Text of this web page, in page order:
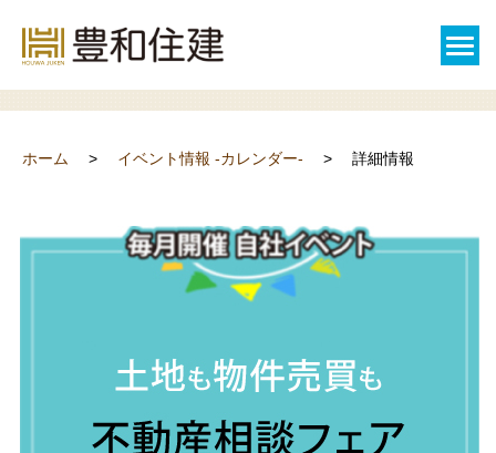
詳細情報
ホーム イベント情報 -カレンダー- 詳細情報